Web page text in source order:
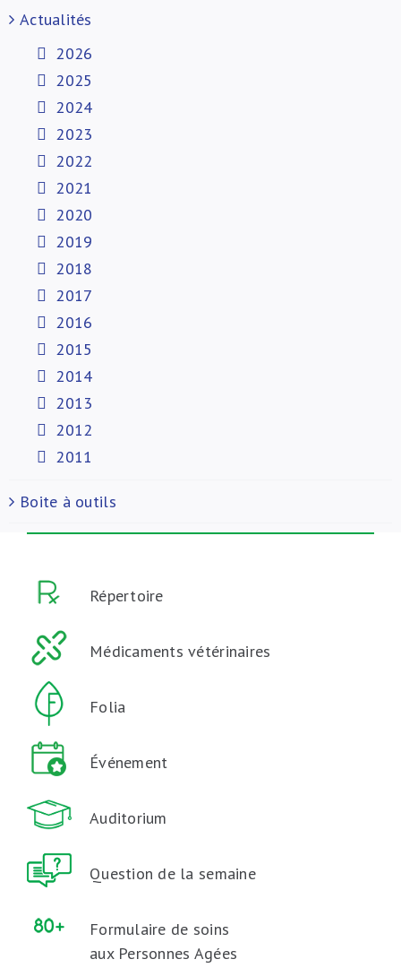
Actualités
2026
2025
2024
2023
2022
2021
2020
2019
2018
2017
2016
2015
2014
2013
2012
2011
Boite à outils
Répertoire
Médicaments vétérinaires
Folia
Événement
Auditorium
Question de la semaine
Formulaire de soins
aux Personnes Agées